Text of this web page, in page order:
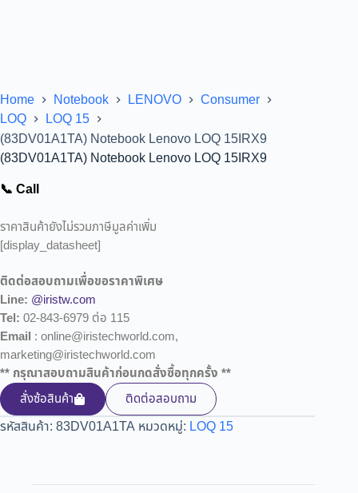
Home Notebook LENOVO
Consumer
LOQ
LOQ 15
(83DV01A1TA) Notebook Lenovo LOQ 15IRX9
(83DV01A1TA) Notebook Lenovo LOQ 15IRX9
📞 Call
ราคาสินค้ายังไม่รวมภาษีมูลค่าเพิ่ม
[display_datasheet]
ติดต่อสอบถามเพื่อขอราคาพิเศษ
Line: @iristw.com
Tel: 02-843-6979 ต่อ 115
Email : online@iristechworld.com,
marketing@iristechworld.com
** กรุณาสอบถามสินค้าก่อนกดสั่งซื้อทุกครั้ง **
สั่งซ้อสินค้า
ติดต่อสอบถาม
รหัสสินค้า: 83DV01A1TA หมวดหมู่: LOQ 15